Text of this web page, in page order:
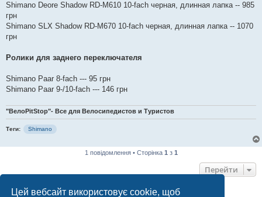
Цей вебсайт використовує cookie, щоб
Shimano Deore Shadow RD-M610 10-fach черная, длинная лапка -- 985
грн
Shimano SLX Shadow RD-M670 10-fach черная, длинная лапка -- 1070
грн
Ролики для заднего переключателя
Shimano Paar 8-fach --- 95 грн
Shimano Paar 9-/10-fach --- 146 грн
"ВелоPitStop"- Все для Велосипедистов и Туристов
Теги: Shimano
1 повідомлення • Сторінка 1 з 1
Перейти
ХТО ЗАРАЗ ОНЛАЙН